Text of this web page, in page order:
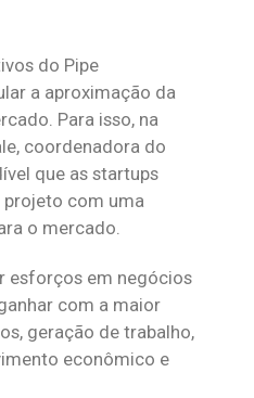
do Pipe
a aproximação da
Para isso, na
coordenadora do
que as startups
com uma
o mercado.
esforços em negócios
com a maior
geração de trabalho,
econômico e